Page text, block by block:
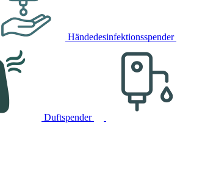
Händedesinfektionsspender
Duftspender